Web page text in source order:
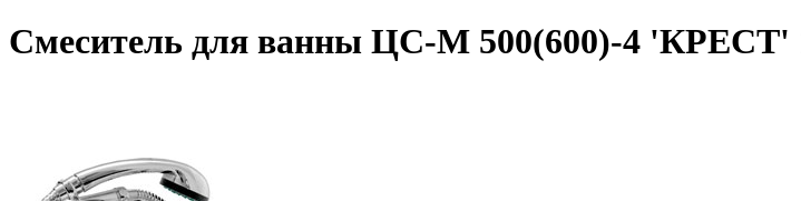
Смеситель для ванны ЦС-М 500(600)-4 'КРЕСТ'